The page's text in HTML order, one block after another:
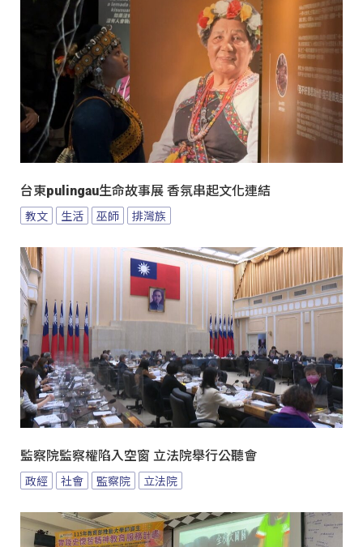
台東pulingau生命故事展 香氛串起文化連結
教文 生活 巫師 排灣族
監察院監察權陷入空窗 立法院舉行公聽會
政經 社會 監察院 立法院